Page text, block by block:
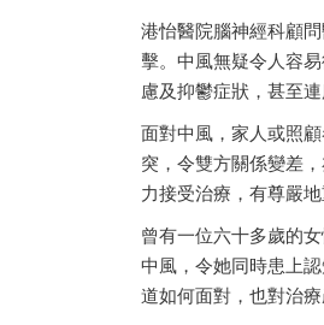
港怡醫院腦神經科顧
擊。中風無疑令人容
慮及抑鬱症狀，甚至
面對中風，家人或照
突，令雙方關係變差
力接受治療，有尊嚴地
曾有一位六十多歲的
中風，令她同時患上
道如何面對，也對治療